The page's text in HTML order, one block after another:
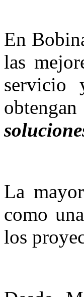
En
las
servicio
La
como una
los